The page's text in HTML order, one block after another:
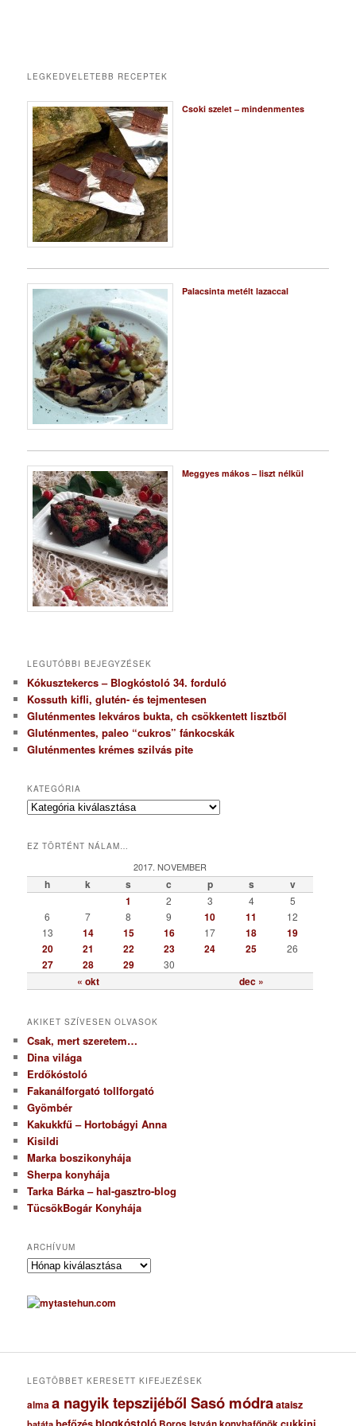
LEGKEDVELETEBB RECEPTEK
Csoki szelet – mindenmentes
Palacsinta metélt lazaccal
Meggyes mákos – liszt nélkül
LEGUTÓBBI BEJEGYZÉSEK
Kókusztekercs – Blogkóstoló 34. forduló
Kossuth kifli, glutén- és tejmentesen
Gluténmentes lekváros bukta, ch csökkentett lisztből
Gluténmentes, paleo “cukros” fánkocskák
Gluténmentes krémes szilvás pite
KATEGÓRIA
K
e
r
EZ TÖRTÉNT NÁLAM…
2017. NOVEMBER
h k s c p s v
« okt dec »
1 2 3 4
5
6
7 8 9 10 11
12
13
14 15 16 17 18
19
20
21 22 23 24 25 26
27 28 29 30
AKIKET SZÍVESEN OLVASOK
Csak, mert szeretem…
Dina világa
Erdőkóstoló
Fakanálforgató tollforgató
Gyömbér
Kakukkfű – Hortobágyi Anna
Kisildi
Marka boszikonyhája
Sherpa konyhája
Tarka Bárka – hal-gasztro-blog
TücsökBogár Konyhája
ARCHÍVUM
A
c
h
u
LEGTÖBBET KERESETT KIFEJEZÉSEK
almaa nagyik tepszijéből Sasó módraataisz
blogkóstoló